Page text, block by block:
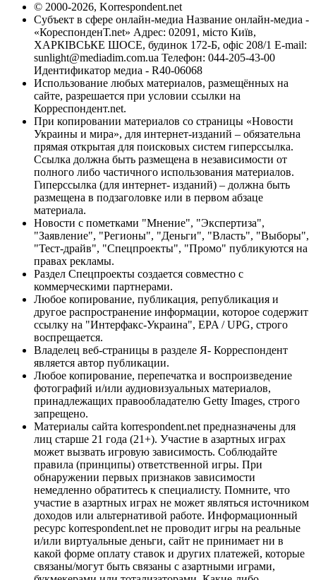
© 2000-2026, Korrespondent.net
Субъект в сфере онлайн-медиа Название онлайн-медиа -
«КореспонденТ.net» Адрес: 02091, місто Київ,
ХАРКІВСЬКЕ ШОСЕ, будинок 172-Б, офіс 208/1 E-mail:
sunlight@mediadim.com.ua Телефон: 044-205-43-00
Идентификатор медиа - R40-06068
Использование любых материалов, размещённых на
сайте, разрешается при условии ссылки на
Корреспондент.net.
При копировании материалов со страницы «Новости
Украины и мира», для интернет-изданий – обязательна
прямая открытая для поисковых систем гиперссылка.
Ссылка должна быть размещена в независимости от
полного либо частичного использования материалов.
Гиперссылка (для интернет- изданий) – должна быть
размещена в подзаголовке или в первом абзаце
материала.
Новости с пометками "Мнение", "Экспертиза",
"Заявление", "Регионы", "Деньги", "Власть", "Выборы",
"Тест-драйв", "Спецпроекты", "Промо" публикуются на
правах рекламы.
Раздел Спецпроекты создается совместно с
коммерческими партнерами.
Любое копирование, публикация, републикация и
другое распространение информации, которое содержит
ссылку на "Интерфакс-Украина", EPA / UPG, строго
воспрещается.
Владелец веб-страницы в разделе Я- Корреспондент
является автор публикации.
Любое копирование, перепечатка и воспроизведение
фотографий и/или аудиовизуальных материалов,
принадлежащих правообладателю Getty Images, строго
запрещено.
Материалы сайта korrespondent.net предназначены для
лиц старше 21 года (21+). Участие в азартных играх
может вызвать игровую зависимость. Соблюдайте
правила (принципы) ответственной игры. При
обнаружении первых признаков зависимости
немедленно обратитесь к специалисту. Помните, что
участие в азартных играх не может являться источником
доходов или альтернативой работе. Информационный
ресурс korrespondent.net не проводит игры на реальные
и/или виртуальные деньги, сайт не принимает ни в
какой форме оплату ставок и других платежей, которые
связаны/могут быть связаны с азартными играми,